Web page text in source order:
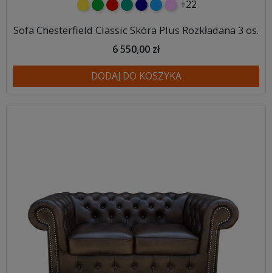
żółtyzielonyczerwony
turkusowy
granatowy
niebieski
różowy
+22
Sofa Chesterfield Classic Skóra Plus Rozkładana 3 os.
6 550,00 zł
DODAJ DO KOSZYKA